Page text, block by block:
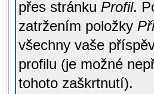
přes stránku Profil.
zatržením položky
všechny vaše
profilu (je možné
tohoto zaškrtnutí).